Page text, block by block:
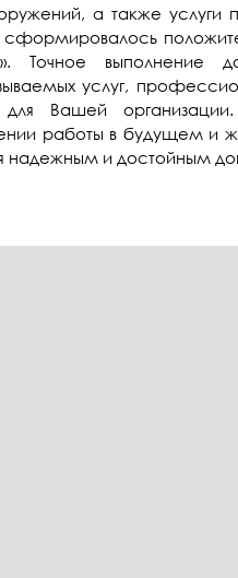
а также услуги
сформировалось
Точное выполнение
услуг,
для Вашей
работы в будущем
надежным и достойным